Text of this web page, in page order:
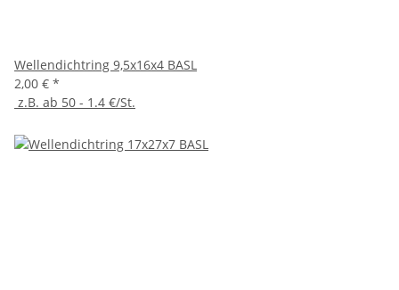
Wellendichtring 9,5x16x4 BASL
2,00 € *
z.B. ab 50 - 1.4 €/St.